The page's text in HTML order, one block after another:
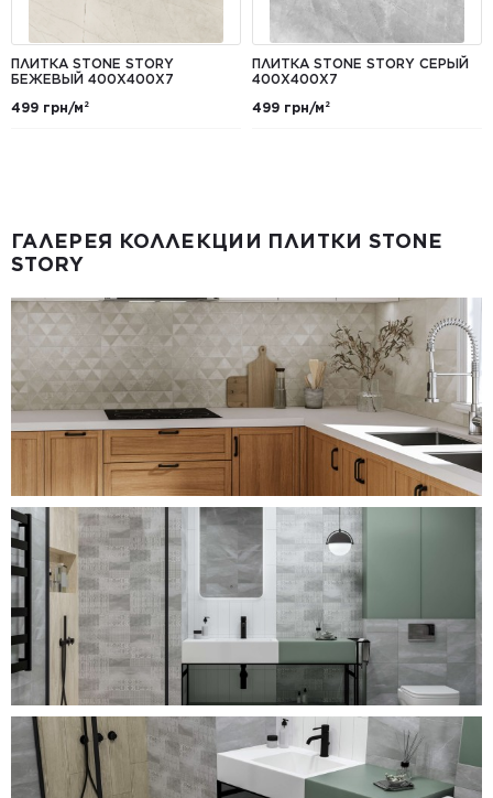
ПЛИТКА STONE STORY
БЕЖЕВЫЙ 400X400X7
499 грн/м²
ПЛИТКА STONE STORY СЕРЫЙ
400X400X7
499 грн/м²
ГАЛЕРЕЯ КОЛЛЕКЦИИ ПЛИТКИ STONE
STORY